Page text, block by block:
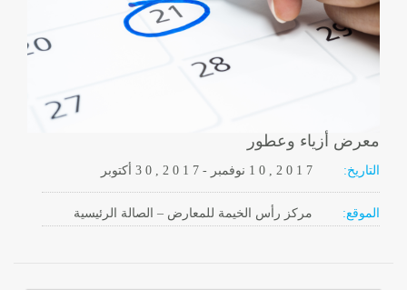
معرض أزياء وعطور
التاريخ: 3 0 , 2 0 1 7- نوفمبر 1 0 , 2 0 1 7
الموقع: مركز رأس الخيمة للمعارض – الصالة الرئيسية